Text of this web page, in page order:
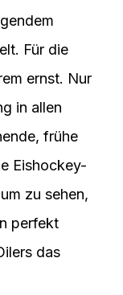
Für die
ernst. Nur
in allen
frühe
Eishockey-
zu sehen,
perfekt
das